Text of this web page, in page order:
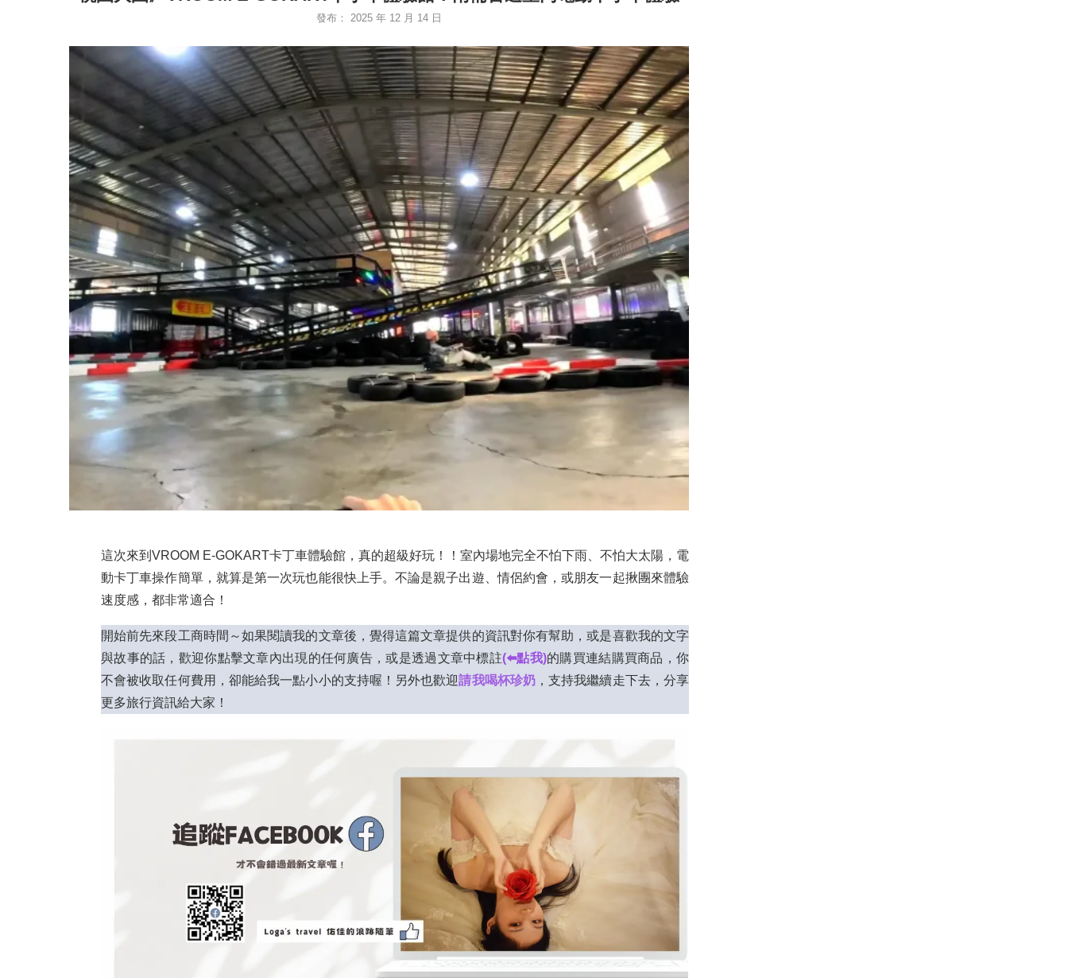
發布： 2025 年 12 月 14 日
這次來到VROOM E-GOKART卡丁車體驗館，真的超級好玩！！室內場地完全不怕下雨、不怕大太陽，電
動卡丁車操作簡單，就算是第一次玩也能很快上手。不論是親子出遊、情侶約會，或朋友一起揪團來體驗
速度感，都非常適合！
開始前先來段工商時間～如果閱讀我的文章後，覺得這篇文章提供的資訊對你有幫助，或是喜歡我的文字
與故事的話，歡迎你點擊文章內出現的任何廣告，或是透過文章中標註(⬅️點我)的購買連結購買商品，你
不會被收取任何費用，卻能給我一點小小的支持喔！另外也歡迎請我喝杯珍奶 ，支持我繼續走下去，分享
更多旅行資訊給大家！